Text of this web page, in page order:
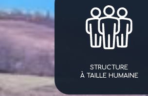
STRUCTURE
À TAILLE HUMAINE